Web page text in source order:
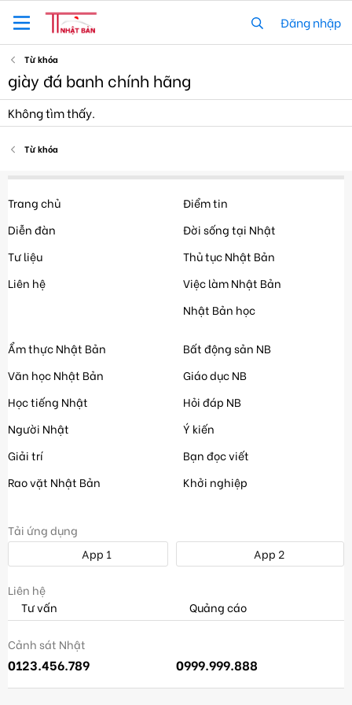
Đăng nhập
Từ khóa
giày đá banh chính hãng
Không tìm thấy.
Từ khóa
Trang chủ
Diễn đàn
Tư liệu
Liên hệ
Điểm tin
Đời sống tại Nhật
Thủ tục Nhật Bản
Việc làm Nhật Bản
Nhật Bản học
Ẩm thực Nhật Bản
Văn học Nhật Bản
Học tiếng Nhật
Người Nhật
Giải trí
Rao vặt Nhật Bản
Bất động sản NB
Giáo dục NB
Hỏi đáp NB
Ý kiến
Bạn đọc viết
Khởi nghiệp
Tải ứng dụng
App 1
App 2
Liên hệ
Tư vấn
Quảng cáo
Cảnh sát Nhật
0123.456.789 0999.999.888